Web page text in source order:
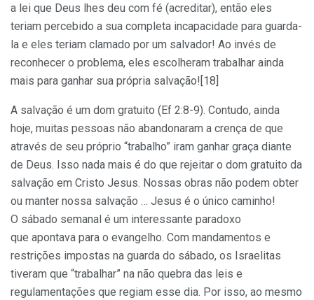
a lei que Deus lhes deu com fé (acreditar), então eles
teriam percebido a sua completa incapacidade para guarda-
la e eles teriam clamado por um salvador! Ao invés de
reconhecer o problema, eles escolheram trabalhar ainda
mais para ganhar sua própria salvação![18]
A salvação é um dom gratuito (Ef 2:8-9). Contudo, ainda
hoje, muitas pessoas não abandonaram a crença de que
através de seu próprio “trabalho” iram ganhar graça diante
de Deus. Isso nada mais é do que rejeitar o dom gratuito da
salvação em Cristo Jesus. Nossas obras não podem obter
ou manter nossa salvação … Jesus é o único caminho!
O sábado semanal é um interessante paradoxo
que apontava para o evangelho. Com mandamentos e
restrições impostas na guarda do sábado, os Israelitas
tiveram que “trabalhar” na não quebra das leis e
regulamentações que regiam esse dia. Por isso, ao mesmo